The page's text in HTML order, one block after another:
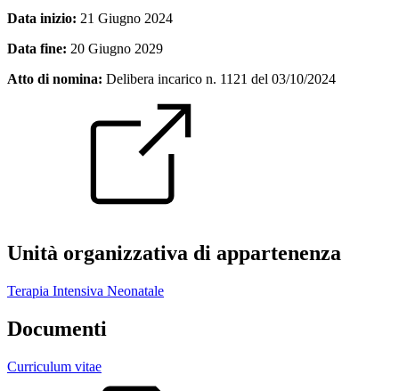
Data inizio: 21 Giugno 2024
Data fine: 20 Giugno 2029
Atto di nomina: Delibera incarico n. 1121 del 03/10/2024
Unità organizzativa di appartenenza
Terapia Intensiva Neonatale
Documenti
Curriculum vitae